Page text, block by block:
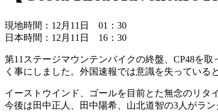
現地時間：12月11日 01：30
日本時間：12月11日 16：30
第11ステージマウンテンバイクの終盤、CP48を
く事にしました。外国速報では意識を失っている
イーストウインド、ゴールを目前とた無念のリタ
今後は田中正人、田中陽希、山北道智の3人がラン